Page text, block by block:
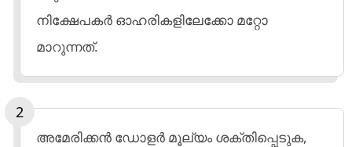
നിക്ഷേപകര്‍ ഓഹരികളിലേക്കോ മറ്റോ
മാറുന്നത്.
അമേരിക്കന്‍ ഡോളര്‍ മൂല്യം ശക്തിപ്പെടുക,